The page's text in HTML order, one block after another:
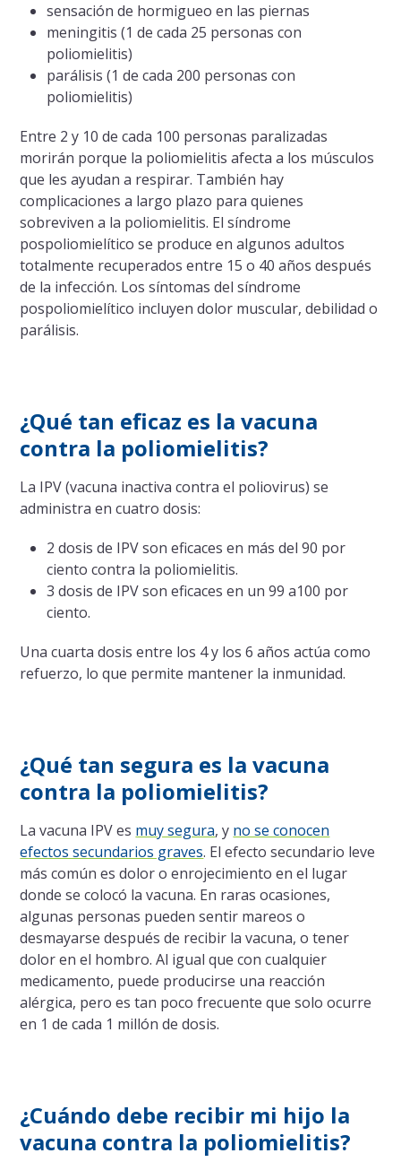
sensación de hormigueo en las piernas
meningitis (1 de cada 25 personas con
poliomielitis)
parálisis (1 de cada 200 personas con
poliomielitis)
Entre 2 y 10 de cada 100 personas paralizadas
morirán porque la poliomielitis afecta a los músculos
que les ayudan a respirar. También hay
complicaciones a largo plazo para quienes
sobreviven a la poliomielitis. El síndrome
pospoliomielítico se produce en algunos adultos
totalmente recuperados entre 15 o 40 años después
de la infección. Los síntomas del síndrome
pospoliomielítico incluyen dolor muscular, debilidad o
parálisis.
¿Qué tan eficaz es la vacuna
contra la poliomielitis?
La IPV (vacuna inactiva contra el poliovirus) se
administra en cuatro dosis:
2 dosis de IPV son eficaces en más del 90 por
ciento contra la poliomielitis.
3 dosis de IPV son eficaces en un 99 a100 por
ciento.
Una cuarta dosis entre los 4 y los 6 años actúa como
refuerzo, lo que permite mantener la inmunidad.
¿Qué tan segura es la vacuna
contra la poliomielitis?
La vacuna IPV es muy segura, y no se conocen
efectos secundarios graves. El efecto secundario leve
más común es dolor o enrojecimiento en el lugar
donde se colocó la vacuna. En raras ocasiones,
algunas personas pueden sentir mareos o
desmayarse después de recibir la vacuna, o tener
dolor en el hombro. Al igual que con cualquier
medicamento, puede producirse una reacción
alérgica, pero es tan poco frecuente que solo ocurre
en 1 de cada 1 millón de dosis.
¿Cuándo debe recibir mi hijo la
vacuna contra la poliomielitis?